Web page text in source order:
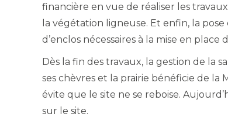
financière en vue de réaliser les
la végétation ligneuse. Et enfin, la
d’enclos nécessaires à la mise en
Dès la fin des travaux, la gestion de la
ses chèvres et la prairie bénéficie de la
évite que le site ne se reboise.
sur le site.